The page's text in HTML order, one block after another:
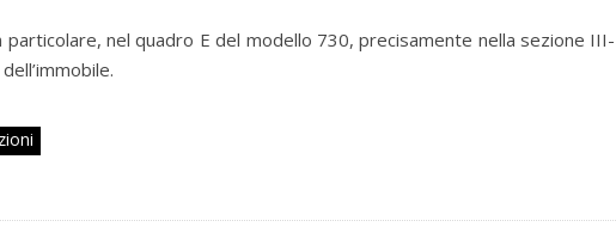
nel quadro E del modello 730, precisamente nella sezione III-